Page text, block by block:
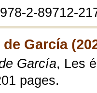
2-89712-
García
García, Les
pages.